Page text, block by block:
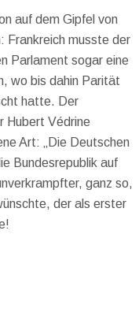
auf dem Gipfel von
Frankreich musste der
Parlament sogar eine
wo bis dahin Parität
hatte. Der
Hubert Védrine
Art: „Die Deutschen
Bundesrepublik auf
ganz so,
der als erster